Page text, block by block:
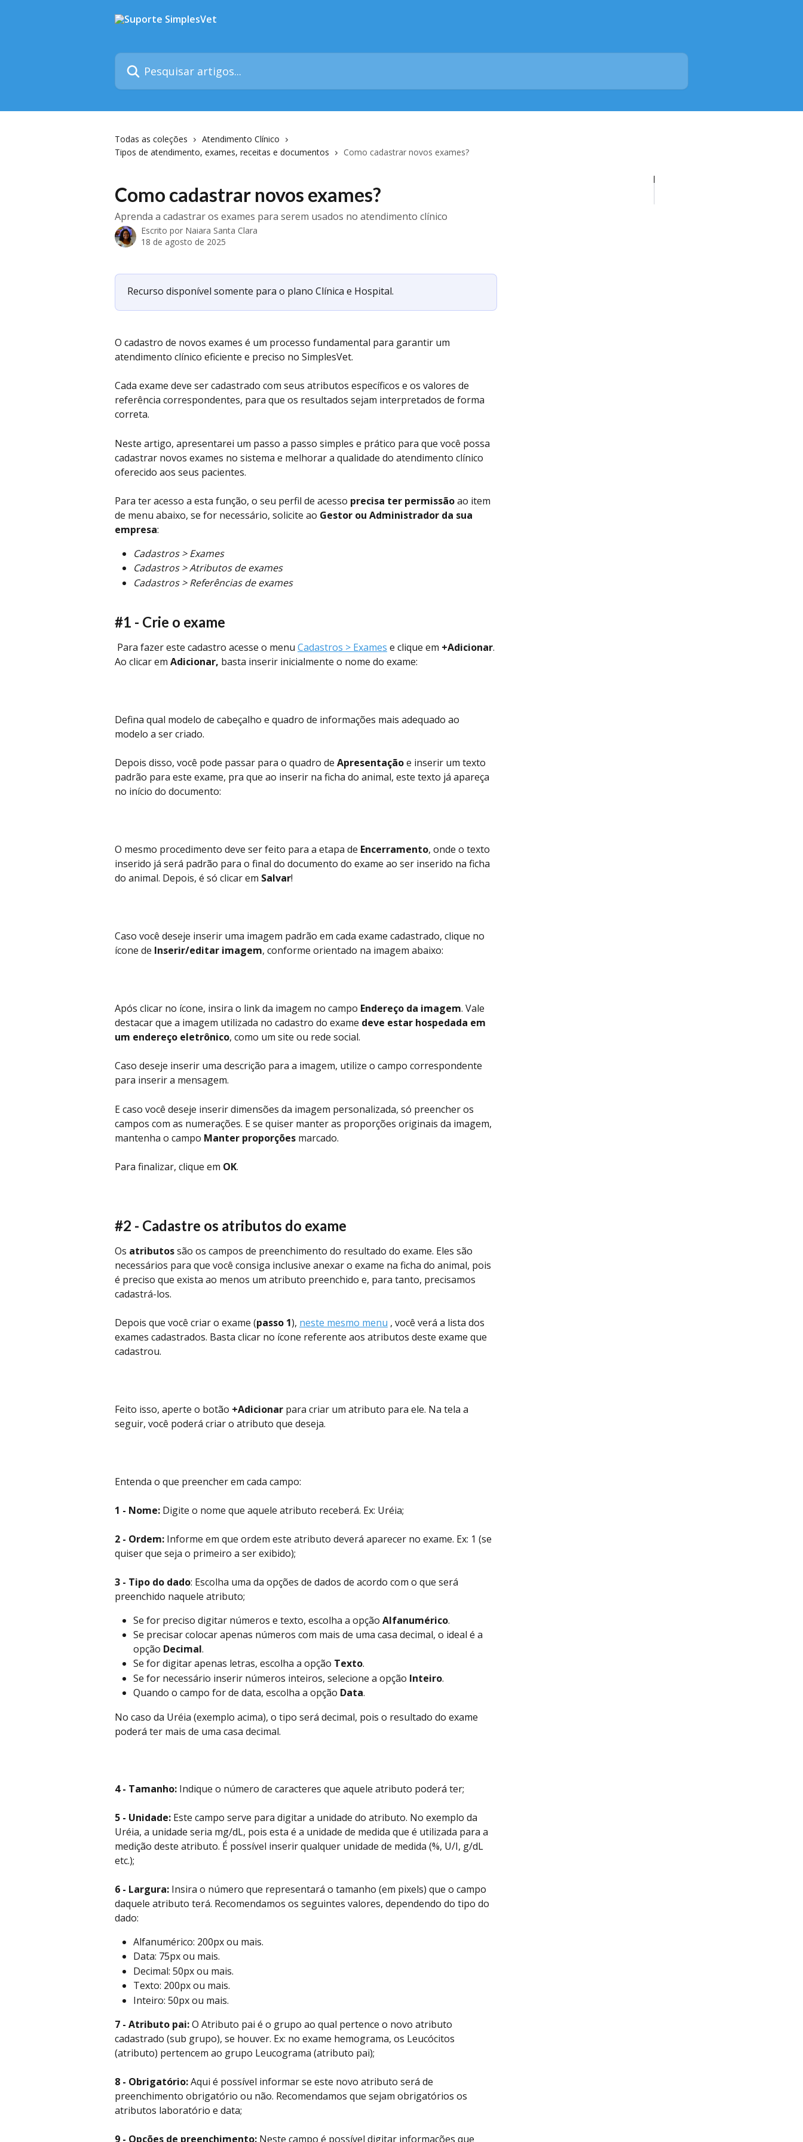
Pesquisar artigos...
Todas as coleções
Atendimento Clínico
Tipos de atendimento, exames, receitas e documentos
Como cadastrar novos exames?
Como cadastrar novos exames?
Aprenda a cadastrar os exames para serem usados no atendimento clínico
Escrito por Naiara Santa Clara
18 de agosto de 2025
Recurso disponível somente para o plano Clínica e Hospital.
O cadastro de novos exames é um processo fundamental para garantir um
atendimento clínico eficiente e preciso no SimplesVet.
Cada exame deve ser cadastrado com seus atributos específicos e os valores de
referência correspondentes, para que os resultados sejam interpretados de forma
correta.
Neste artigo, apresentarei um passo a passo simples e prático para que você possa
cadastrar novos exames no sistema e melhorar a qualidade do atendimento clínico
oferecido aos seus pacientes.
Para ter acesso a esta função, o seu perfil de acesso precisa ter permissão ao item
de menu abaixo, se for necessário, solicite ao Gestor ou Administrador da sua
empresa:
Cadastros > Exames
Cadastros > Atributos de exames
Cadastros > Referências de exames
#1 - Crie o exame
Para fazer este cadastro acesse o menu Cadastros > Exames e clique em +Adicionar.
Ao clicar em Adicionar, basta inserir inicialmente o nome do exame:
Defina qual modelo de cabeçalho e quadro de informações mais adequado ao
modelo a ser criado.
Depois disso, você pode passar para o quadro de Apresentação e inserir um texto
padrão para este exame, pra que ao inserir na ficha do animal, este texto já apareça
no início do documento:
O mesmo procedimento deve ser feito para a etapa de Encerramento, onde o texto
inserido já será padrão para o final do documento do exame ao ser inserido na ficha
do animal. Depois, é só clicar em Salvar!
Caso você deseje inserir uma imagem padrão em cada exame cadastrado, clique no
ícone de Inserir/editar imagem, conforme orientado na imagem abaixo:
Após clicar no ícone, insira o link da imagem no campo Endereço da imagem. Vale
destacar que a imagem utilizada no cadastro do exame deve estar hospedada em
um endereço eletrônico, como um site ou rede social.
Caso deseje inserir uma descrição para a imagem, utilize o campo correspondente
para inserir a mensagem.
E caso você deseje inserir dimensões da imagem personalizada, só preencher os
campos com as numerações. E se quiser manter as proporções originais da imagem,
mantenha o campo Manter proporções marcado.
Para finalizar, clique em OK.
#2 - Cadastre os atributos do exame
Os atributos são os campos de preenchimento do resultado do exame. Eles são
necessários para que você consiga inclusive anexar o exame na ficha do animal, pois
é preciso que exista ao menos um atributo preenchido e, para tanto, precisamos
cadastrá-los.
Depois que você criar o exame (passo 1), neste mesmo menu , você verá a lista dos
exames cadastrados. Basta clicar no ícone referente aos atributos deste exame que
cadastrou.
Feito isso, aperte o botão +Adicionar para criar um atributo para ele. Na tela a
seguir, você poderá criar o atributo que deseja.
Entenda o que preencher em cada campo:
1 - Nome: Digite o nome que aquele atributo receberá. Ex: Uréia;
2 - Ordem: Informe em que ordem este atributo deverá aparecer no exame. Ex: 1 (se
quiser que seja o primeiro a ser exibido);
3 - Tipo do dado: Escolha uma da opções de dados de acordo com o que será
preenchido naquele atributo;
Se for preciso digitar números e texto, escolha a opção Alfanumérico.
Se precisar colocar apenas números com mais de uma casa decimal, o ideal é a
opção Decimal.
Se for digitar apenas letras, escolha a opção Texto.
Se for necessário inserir números inteiros, selecione a opção Inteiro.
Quando o campo for de data, escolha a opção Data.
No caso da Uréia (exemplo acima), o tipo será decimal, pois o resultado do exame
poderá ter mais de uma casa decimal.
4 - Tamanho: Indique o número de caracteres que aquele atributo poderá ter;
5 - Unidade: Este campo serve para digitar a unidade do atributo. No exemplo da
Uréia, a unidade seria mg/dL, pois esta é a unidade de medida que é utilizada para a
medição deste atributo. É possível inserir qualquer unidade de medida (%, U/I, g/dL
etc.);
6 - Largura: Insira o número que representará o tamanho (em pixels) que o campo
daquele atributo terá. Recomendamos os seguintes valores, dependendo do tipo do
dado:
Alfanumérico: 200px ou mais.
Data: 75px ou mais.
Decimal: 50px ou mais.
Texto: 200px ou mais.
Inteiro: 50px ou mais.
7 - Atributo pai: O Atributo pai é o grupo ao qual pertence o novo atributo
cadastrado (sub grupo), se houver. Ex: no exame hemograma, os Leucócitos
(atributo) pertencem ao grupo Leucograma (atributo pai);
8 - Obrigatório: Aqui é possível informar se este novo atributo será de
preenchimento obrigatório ou não. Recomendamos que sejam obrigatórios os
atributos laboratório e data;
9 - Opções de preenchimento: Neste campo é possível digitar informações que